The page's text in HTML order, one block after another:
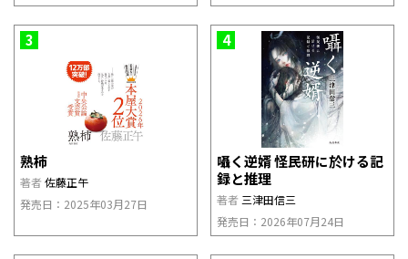
3
熟柿
著者 佐藤正午
発売日：2025年03月27日
4
囁く逆婿 怪民研に於ける記
録と推理
著者 三津田信三
発売日：2026年07月24日